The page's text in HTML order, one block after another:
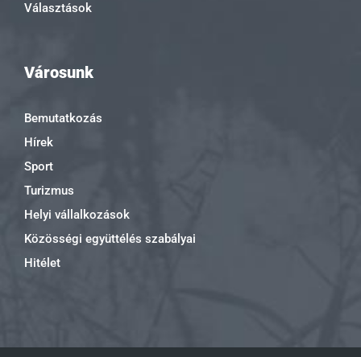
Választások
Városunk
Bemutatkozás
Hírek
Sport
Turizmus
Helyi vállalkozások
Közösségi együttélés szabályai
Hitélet